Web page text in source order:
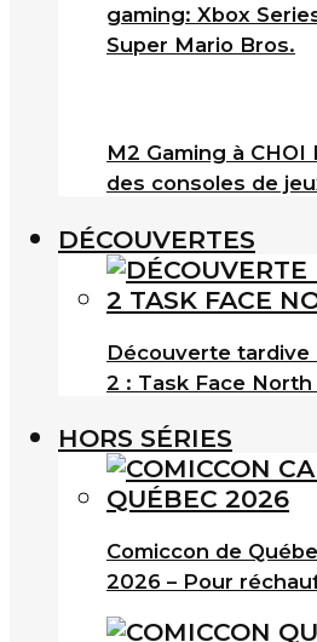
gaming: Xbox
Super Mario Bros.
M2 Gaming à CHOI
des consoles de
DÉCOUVERTES
Découverte tardive
2 : Task Face North
HORS SÉRIES
Comiccon de
2026 – Pour